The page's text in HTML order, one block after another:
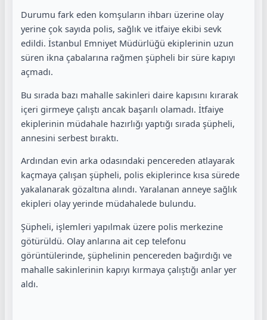
Durumu fark eden komşuların ihbarı üzerine olay
yerine çok sayıda polis, sağlık ve itfaiye ekibi sevk
edildi. İstanbul Emniyet Müdürlüğü ekiplerinin uzun
süren ikna çabalarına rağmen şüpheli bir süre kapıyı
açmadı.
Bu sırada bazı mahalle sakinleri daire kapısını kırarak
içeri girmeye çalıştı ancak başarılı olamadı. İtfaiye
ekiplerinin müdahale hazırlığı yaptığı sırada şüpheli,
annesini serbest bıraktı.
Ardından evin arka odasındaki pencereden atlayarak
kaçmaya çalışan şüpheli, polis ekiplerince kısa sürede
yakalanarak gözaltına alındı. Yaralanan anneye sağlık
ekipleri olay yerinde müdahalede bulundu.
Şüpheli, işlemleri yapılmak üzere polis merkezine
götürüldü. Olay anlarına ait cep telefonu
görüntülerinde, şüphelinin pencereden bağırdığı ve
mahalle sakinlerinin kapıyı kırmaya çalıştığı anlar yer
aldı.